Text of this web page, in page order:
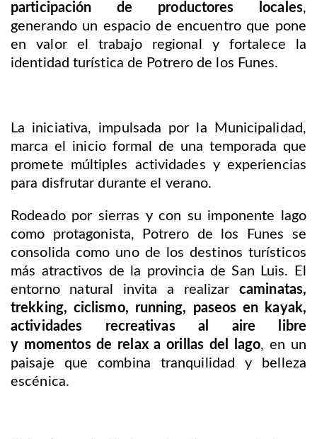
participación de productores locales,
generando un espacio de encuentro que pone
en valor el trabajo regional y fortalece la
identidad turística de Potrero de los Funes.
La iniciativa, impulsada por la Municipalidad,
marca el inicio formal de una temporada que
promete múltiples actividades y experiencias
para disfrutar durante el verano.
Rodeado por sierras y con su imponente lago
como protagonista, Potrero de los Funes se
consolida como uno de los destinos turísticos
más atractivos de la provincia de San Luis. El
entorno natural invita a realizar caminatas,
trekking, ciclismo, running, paseos en kayak,
actividades recreativas al aire libre
y momentos de relax a orillas del lago, en un
paisaje que combina tranquilidad y belleza
escénica.